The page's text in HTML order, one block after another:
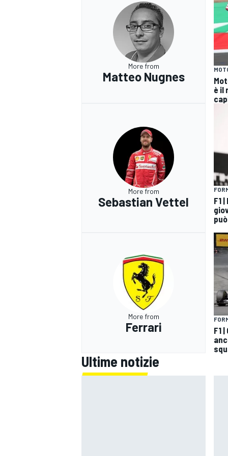
RALLY
More from
Matteo Nugnes
è il
More from
Sebastian Vettel
F1
More from
Ferrari
F1
Ultime notizie